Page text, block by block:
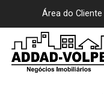
Área do Cliente